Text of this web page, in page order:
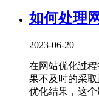
如何处理
2023-06-20
在网站优化过
果不及时的采
优化结果，这